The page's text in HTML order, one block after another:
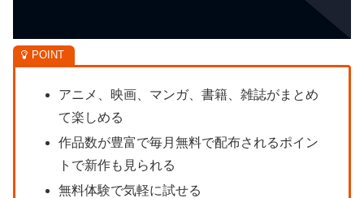
アニメ、映画、マンガ、書籍、雑誌がまとめ
て楽しめる
作品数が豊富で毎月無料で配布されるポイン
トで新作も見られる
無料体験で気軽に試せる